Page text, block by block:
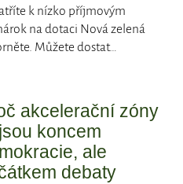
k nízko příjmovým
na dotaci Nová zelená
Můžete dostat…
akcelerační zóny
koncem
ale
debaty